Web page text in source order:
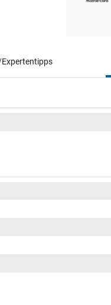
Expertentipps